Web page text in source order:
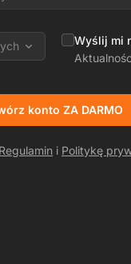
Wyślij mi
konto ZA DARMO
Regulamin i Politykę